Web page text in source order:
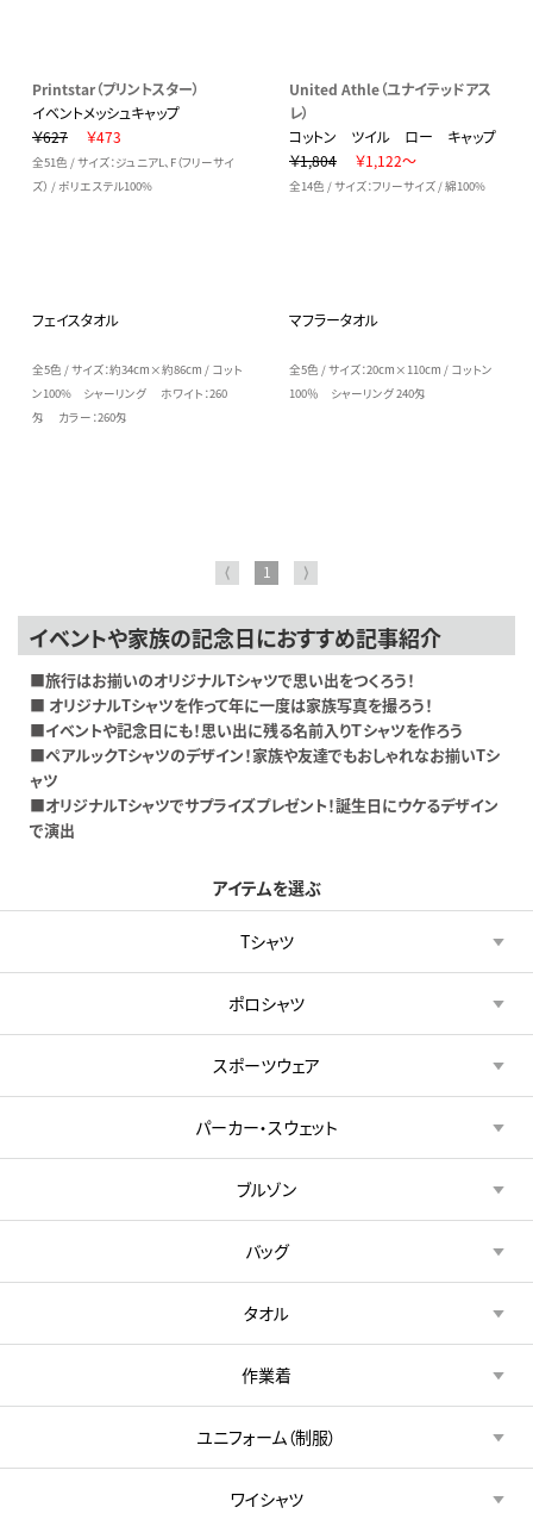
Printstar（プリントスター）
イベントメッシュキャップ
￥627
￥473
全51色 / サイズ：ジュニアL、F（フリーサイ
ズ） / ポリエステル100%
United Athle（ユナイテッドアス
レ）
コットン ツイル ロー キャップ
￥1,804
￥1,122～
全14色 / サイズ：フリーサイズ / 綿100%
フェイスタオル
全5色 / サイズ：約34cm×約86cm / コット
ン100% シャーリング ホワイト：260
匁 カラー：260匁
マフラータオル
全5色 / サイズ：20cm×110cm / コットン
100％ シャーリング 240匁
⟨ 1 ⟩
イベントや家族の記念日におすすめ記事紹介
■旅行はお揃いのオリジナルTシャツで思い出をつくろう！
■ オリジナルTシャツを作って年に一度は家族写真を撮ろう！
■イベントや記念日にも！思い出に残る名前入りＴシャツを作ろう
■ペアルックTシャツのデザイン！家族や友達でもおしゃれなお揃いTシ
ャツ
■オリジナルTシャツでサプライズプレゼント！誕生日にウケるデザイン
で演出
アイテムを選ぶ
Tシャツ
ポロシャツ
スポーツウェア
パーカー・スウェット
ブルゾン
バッグ
タオル
作業着
ユニフォーム（制服）
ワイシャツ